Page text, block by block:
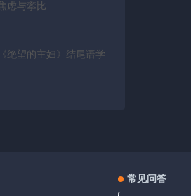
虑与攀比
绝望的主妇》结尾语学
常见问答